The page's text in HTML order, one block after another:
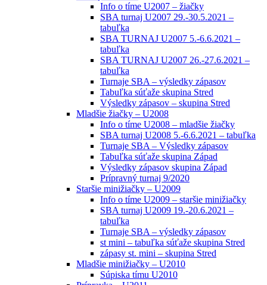
Info o tíme U2007 – žiačky
SBA turnaj U2007 29.-30.5.2021 –
tabuľka
SBA TURNAJ U2007 5.-6.6.2021 –
tabuľka
SBA TURNAJ U2007 26.-27.6.2021 –
tabuľka
Turnaje SBA – výsledky zápasov
Tabuľka súťaže skupina Stred
Výsledky zápasov – skupina Stred
Mladšie žiačky – U2008
Info o tíme U2008 – mladšie žiačky
SBA turnaj U2008 5.-6.6.2021 – tabuľka
Turnaje SBA – Výsledky zápasov
Tabuľka súťaže skupina Západ
Výsledky zápasov skupina Západ
Prípravný turnaj 9/2020
Staršie minižiačky – U2009
Info o tíme U2009 – staršie minižiačky
SBA turnaj U2009 19.-20.6.2021 –
tabuľka
Turnaje SBA – výsledky zápasov
st mini – tabuľka súťaže skupina Stred
zápasy st. mini – skupina Stred
Mladšie minižiačky – U2010
Súpiska tímu U2010